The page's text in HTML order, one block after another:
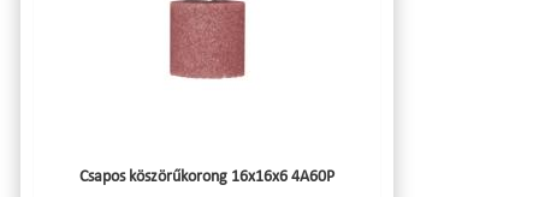
Csapos köszörűkorong 16x16x6 4A60P